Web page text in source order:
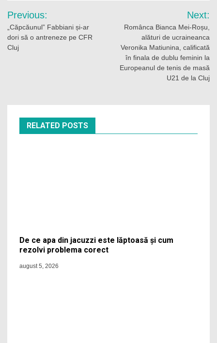
Navigare
în
articole
Previous:
„Căpcăunul” Fabbiani și-ar
dori să o antreneze pe CFR
Cluj
Next:
Românca Bianca Mei-Roșu,
alături de ucraineanca
Veronika Matiunina, calificată
în finala de dublu feminin la
Europeanul de tenis de masă
U21 de la Cluj
RELATED POSTS
De ce apa din jacuzzi este lăptoasă și cum
rezolvi problema corect
august 5, 2026